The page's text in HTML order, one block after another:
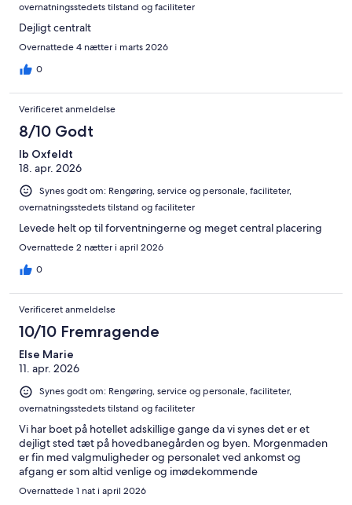
overnatningsstedets tilstand og faciliteter
Dejligt centralt
Overnattede 4 nætter i marts 2026
0
Verificeret anmeldelse
8/10 Godt
Ib Oxfeldt
18. apr. 2026
Synes godt om: Rengøring, service og personale, faciliteter,
overnatningsstedets tilstand og faciliteter
Levede helt op til forventningerne og meget central placering
Overnattede 2 nætter i april 2026
0
Verificeret anmeldelse
10/10 Fremragende
Else Marie
11. apr. 2026
Synes godt om: Rengøring, service og personale, faciliteter,
overnatningsstedets tilstand og faciliteter
Vi har boet på hotellet adskillige gange da vi synes det er et
dejligt sted tæt på hovedbanegården og byen. Morgenmaden
er fin med valgmuligheder og personalet ved ankomst og
afgang er som altid venlige og imødekommende
Overnattede 1 nat i april 2026